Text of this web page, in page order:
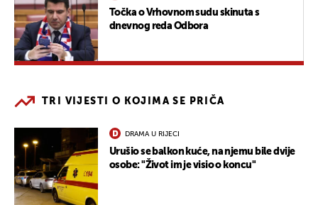
Točka o Vrhovnom sudu skinuta s
dnevnog reda Odbora
TRI VIJESTI O KOJIMA SE PRIČA
DRAMA U RIJECI
Urušio se balkon kuće, na njemu bile dvije
osobe: "Život im je visio o koncu"